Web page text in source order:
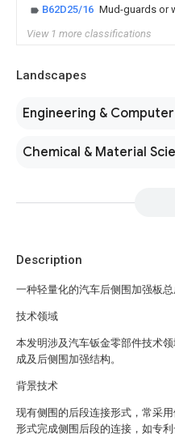
B62D25/16 Mud-guards or
View 1 more classifications
Landscapes
Engineering &
Chemical & Material
Description
一种轻量化的汽车后侧围加强板
技术领域
本发明涉及汽车钣金零部件技术
成及后侧围加强结构。
背景技术
现有侧围的后段连接形式，常采
形式完成侧围后段的连接，如专